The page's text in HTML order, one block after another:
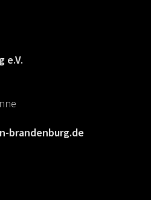
e.V.
brandenburg.de